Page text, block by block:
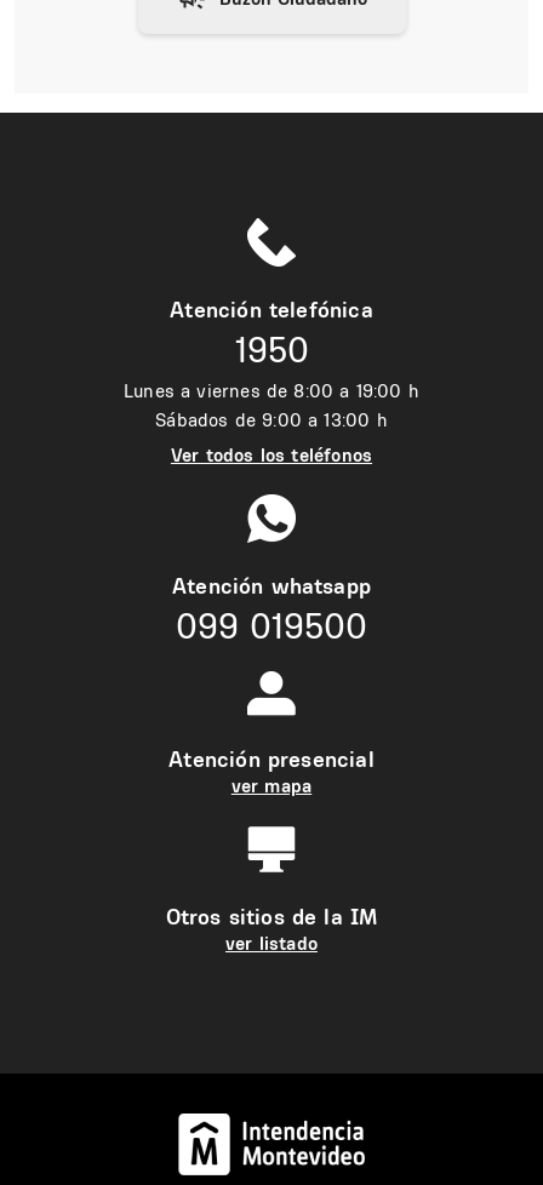
Atención telefónica
1950
Lunes a viernes de 8:00 a 19:00 h
Sábados de 9:00 a 13:00 h
Ver todos los teléfonos
Atención whatsapp
099 019500
Atención presencial
ver mapa
Otros sitios de la IM
ver listado